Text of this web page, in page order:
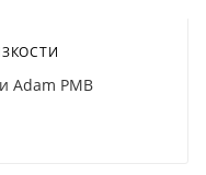
Adam PMB